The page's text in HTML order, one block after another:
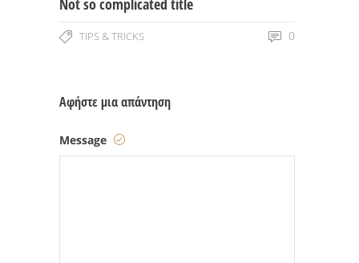
Not so complicated title
TIPS & TRICKS 0
Αφήστε μια απάντηση
Message